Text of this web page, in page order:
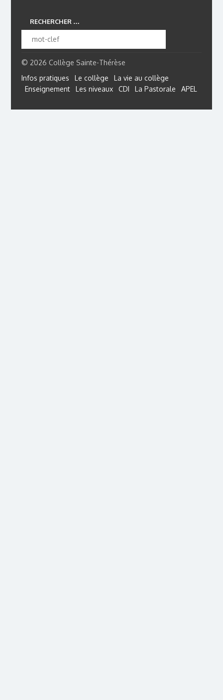
RECHERCHER …
© 2026 Collège Sainte-Thérèse
Infos pratiques
Le collège
La vie au collège
Enseignement
Les niveaux CDI La Pastorale APEL